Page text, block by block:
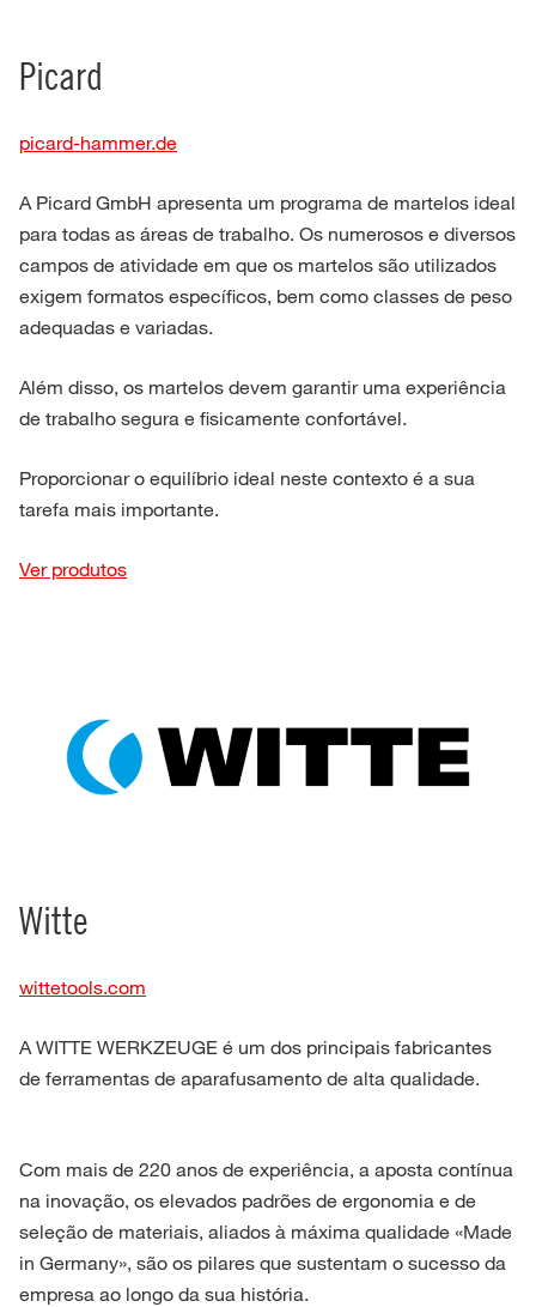
Picard
picard-hammer.de
A Picard GmbH apresenta um programa de martelos ideal
para todas as áreas de trabalho. Os numerosos e diversos
campos de atividade em que os martelos são utilizados
exigem formatos específicos, bem como classes de peso
adequadas e variadas.
Além disso, os martelos devem garantir uma experiência
de trabalho segura e fisicamente confortável.
Proporcionar o equilíbrio ideal neste contexto é a sua
tarefa mais importante.
Ver produtos
Witte
wittetools.com
A WITTE WERKZEUGE é um dos principais fabricantes
de ferramentas de aparafusamento de alta qualidade.
Com mais de 220 anos de experiência, a aposta contínua
na inovação, os elevados padrões de ergonomia e de
seleção de materiais, aliados à máxima qualidade «Made
in Germany», são os pilares que sustentam o sucesso da
empresa ao longo da sua história.